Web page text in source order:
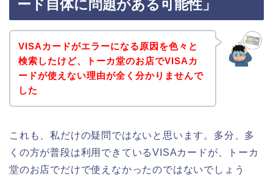
ード自体に問題がある可能性」
VISAカードがエラーになる原因を色々と
検索したけど、トーカ堂のお店でVISAカ
ードが使えない理由が全く分かりませんで
した
これも、私だけの疑問ではないと思います。多分、多
くの方が普段は利用できているVISAカードが、トーカ
堂のお店でだけで使えなかったのではないでしょう